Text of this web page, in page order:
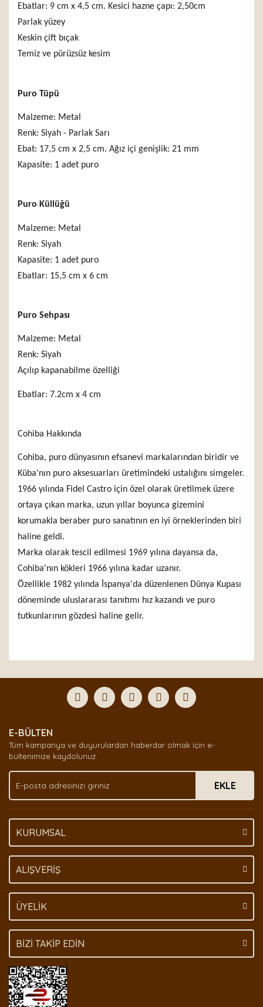
Ebatlar: 9 cm x 4,5 cm. Kesici hazne çapı: 2,50cm
Parlak yüzey
Keskin çift bıçak
Temiz ve pürüzsüz kesim
Puro Tüpü
Malzeme: Metal
Renk: Siyah - Parlak Sarı
Ebat: 17,5 cm x 2,5 cm. Ağız içi genişlik: 21 mm
Kapasite: 1 adet puro
Puro Küllüğü
Malzeme: Metal
Renk: Siyah
Kapasite: 1 adet puro
Ebatlar: 15,5 cm x 6 cm
Puro Sehpası
Malzeme: Metal
Renk: Siyah
Açılıp kapanabilme özelliği
Ebatlar: 7.2cm x 4 cm
Cohiba Hakkında
Cohiba, puro dünyasının efsanevi markalarından biridir ve
Küba'nın puro aksesuarları üretimindeki ustalığını simgeler.
1966 yılında Fidel Castro için özel olarak üretilmek üzere
ortaya çıkan marka, uzun yıllar boyunca gizemini
korumakla beraber puro sanatının en iyi örneklerinden biri
haline geldi.
Marka olarak tescil edilmesi 1969 yılına dayansa da,
Cohiba'nın kökleri 1966 yılına kadar uzanır.
Özellikle 1982 yılında İspanya'da düzenlenen Dünya Kupası
döneminde uluslararası tanıtımı hız kazandı ve puro
tutkunlarının gözdesi haline gelir.
Yorum Yaz
formunu kullanarak tarafımıza iletebilirsiniz.
Görüş ve önerileriniz için teşekkür ederiz.
Ürün açıklamasında eksik bilgiler bulunuyor.
Ürün bilgilerinde hatalar bulunuyor.
Bu ürüne benzer farklı alternatifler olmalı.
E-BÜLTEN
Tüm kampanya ve duyurulardan haberdar olmak için e-
bültenimize kaydolunuz.
EKLE
KURUMSAL
ALIŞVERİŞ
ÜYELİK
BİZİ TAKİP EDİN